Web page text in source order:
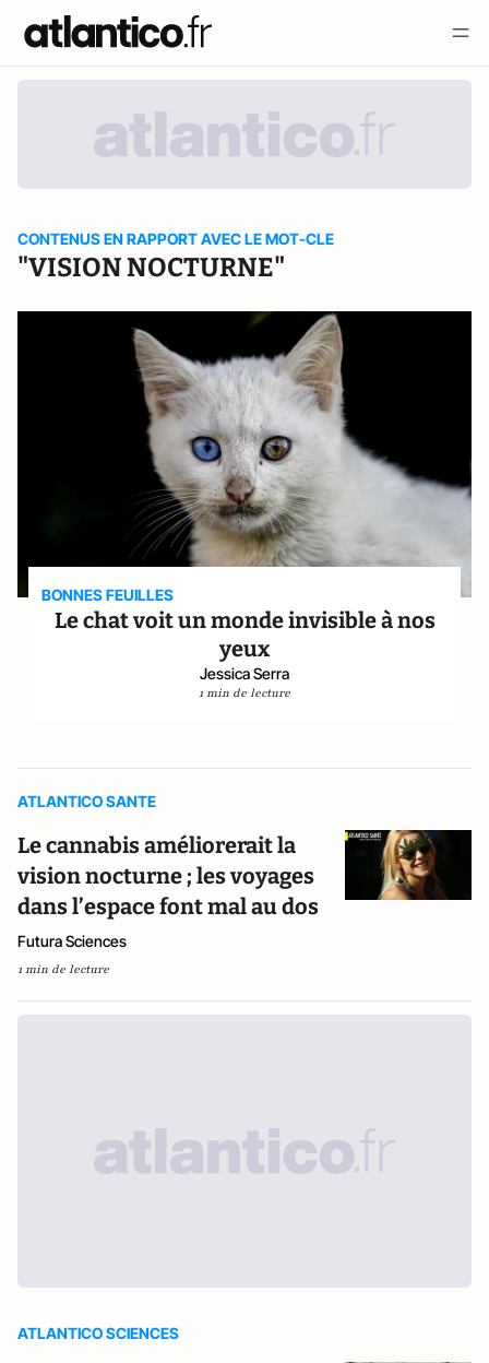
CONTENUS EN RAPPORT AVEC LE MOT-CLE
"VISION NOCTURNE"
BONNES FEUILLES
Le chat voit un monde invisible à nos
yeux
Jessica Serra
1 min de lecture
ATLANTICO SANTE
Le cannabis améliorerait la
vision nocturne ; les voyages
dans l’espace font mal au dos
Futura Sciences
1 min de lecture
ATLANTICO SCIENCES